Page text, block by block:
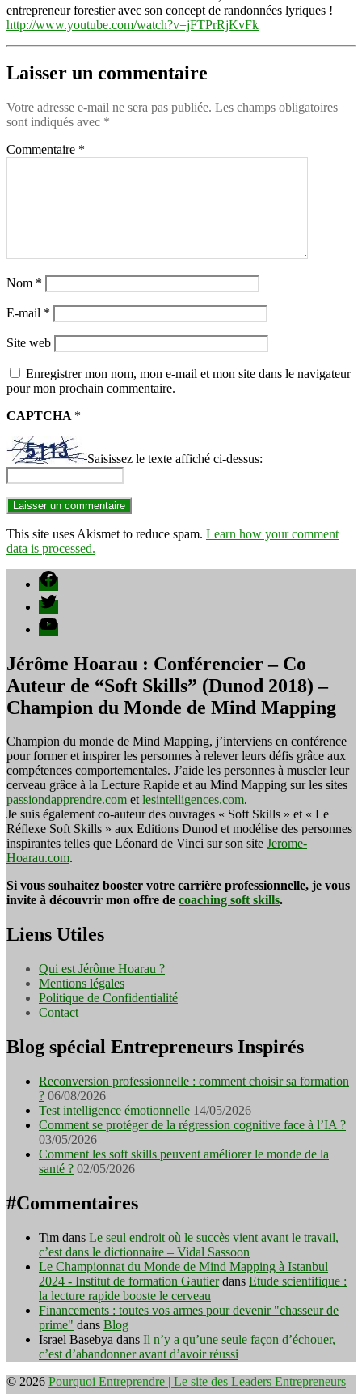
entrepreneur forestier avec son concept de randonnées lyriques !
http://www.youtube.com/watch?v=jFTPrRjKvFk
Laisser un commentaire
Votre adresse e-mail ne sera pas publiée. Les champs obligatoires
sont indiqués avec *
Commentaire *
Nom *
E-mail *
Site web
Enregistrer mon nom, mon e-mail et mon site dans le navigateur
pour mon prochain commentaire.
CAPTCHA *
Saisissez le texte affiché ci-dessus:
This site uses Akismet to reduce spam. Learn how your comment
data is processed.
Facebook
Twitter
YouTube
Jérôme Hoarau : Conférencier – Co
Auteur de “Soft Skills” (Dunod 2018) –
Champion du Monde de Mind Mapping
Champion du monde de Mind Mapping, j’interviens en conférence
pour former et inspirer les personnes à relever leurs défis grâce aux
compétences comportementales. J’aide les personnes à muscler leur
cerveau grâce à la Lecture Rapide et au Mind Mapping sur les sites
passiondapprendre.com etlesintelligences.com.
Je suis également co-auteur des ouvrages « Soft Skills » et « Le
Réflexe Soft Skills » aux Editions Dunod et modélise des personnes
inspirantes telles que Léonard de Vinci sur son site Jerome-
Hoarau.com.
Si vous souhaitez booster votre carrière professionnelle, je vous
invite à découvrir mon offre de coaching soft skills.
Liens Utiles
Qui est Jérôme Hoarau ?
Mentions légales
Politique de Confidentialité
Contact
Blog spécial Entrepreneurs Inspirés
Reconversion professionnelle : comment choisir sa formation
? 06/08/2026
Test intelligence émotionnelle 14/05/2026
Comment se protéger de la régression cognitive face à l’IA ?
03/05/2026
Comment les soft skills peuvent améliorer le monde de la
santé ? 02/05/2026
#Commentaires
Tim dans Le seul endroit où le succès vient avant le travail,
c’est dans le dictionnaire – Vidal Sassoon
Le Championnat du Monde de Mind Mapping à Istanbul
2024 - Institut de formation Gautierdans Etude scientifique :
la lecture rapide booste le cerveau
Financements : toutes vos armes pour devenir "chasseur de
prime" dans Blog
Israel Basebya dans Il n’y a qu’une seule façon d’échouer,
c’est d’abandonner avant d’avoir réussi
© 2026 Pourquoi Entreprendre | Le site des Leaders Entrepreneurs